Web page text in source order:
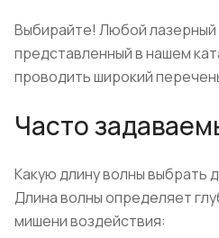
Выбирайте! Любой лазерный
представленный в нашем
проводить широкий
Часто
Какую длину волны выбрать
Длина волны определяет
мишени воздействия: